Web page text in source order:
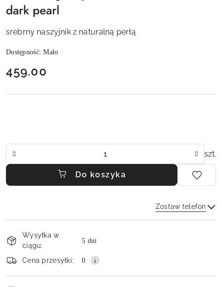
dark pearl
srebrny naszyjnik z naturalną perłą
Dostępność:Mało
cena:
459.00
szt.
Do koszyka
Zostaw telefon
i
dostawa
Wysyłka w
ciągu:
5 dni
Cena przesyłki: 0